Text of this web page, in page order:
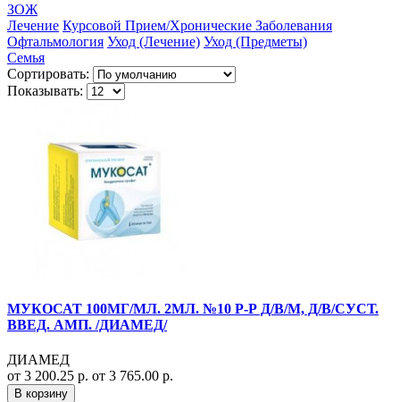
ЗОЖ
Лечение Курсовой Прием/Хронические Заболевания
Офтальмология Уход (Лечение) Уход (Предметы)
Семья
Сортировать:
Показывать:
МУКОСАТ 100МГ/МЛ. 2МЛ. №10 Р-Р Д/В/М, Д/В/СУСТ.
ВВЕД. АМП. /ДИАМЕД/
ДИАМЕД
от 3 200.25 р. от 3 765.00 р.
В корзину